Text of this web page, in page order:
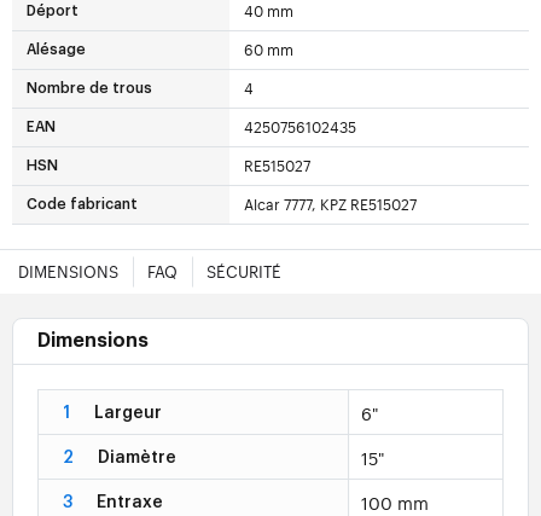
Déport 40 mm
Alésage 60 mm
Nombre de trous 4
EAN 4250756102435
HSN RE515027
Code fabricant Alcar 7777, KPZ RE515027
DIMENSIONS FAQ SÉCURITÉ
Dimensions
1 Largeur 6"
2 Diamètre 15"
3 Entraxe 100 mm